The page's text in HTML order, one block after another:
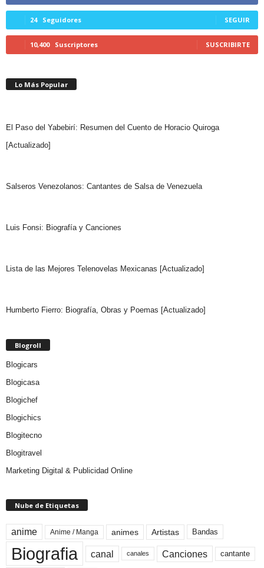
24 Seguidores SEGUIR
10,400 Suscriptores SUSCRIBIRTE
Lo Más Popular
El Paso del Yabebirí: Resumen del Cuento de Horacio Quiroga
[Actualizado]
Salseros Venezolanos: Cantantes de Salsa de Venezuela
Luis Fonsi: Biografía y Canciones
Lista de las Mejores Telenovelas Mexicanas [Actualizado]
Humberto Fierro: Biografía, Obras y Poemas [Actualizado]
Blogroll
Blogicars
Blogicasa
Blogichef
Blogichics
Blogitecno
Blogitravel
Marketing Digital & Publicidad Online
Nube de Etiquetas
anime Anime / Manga animes Artistas Bandas
Biografia canal canales Canciones cantante